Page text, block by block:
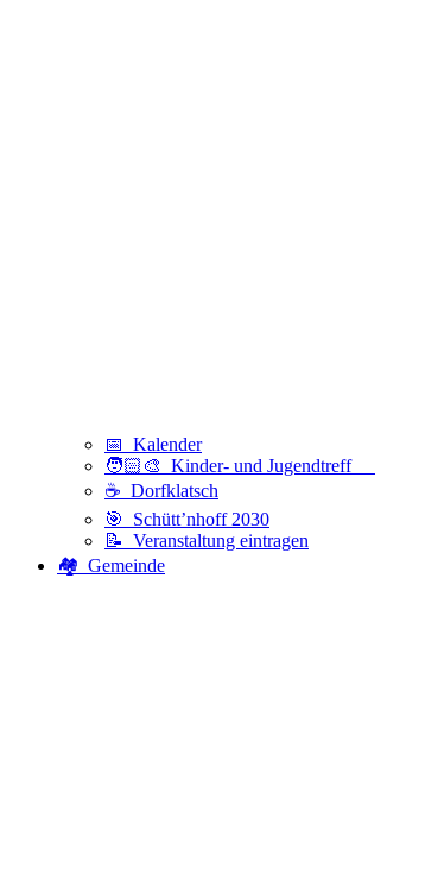
📅 Kalender
🧑🏻‍🎨 Kinder- und Jugendtreff
☕ Dorfklatsch
🎯 Schütt’nhoff 2030
📝 Veranstaltung eintragen
🏘️ Gemeinde